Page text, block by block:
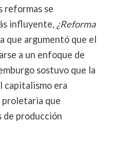
reformas se
influyente, ¿Reforma
que argumentó que el
a un enfoque de
sostuvo que la
capitalismo era
que
de producción